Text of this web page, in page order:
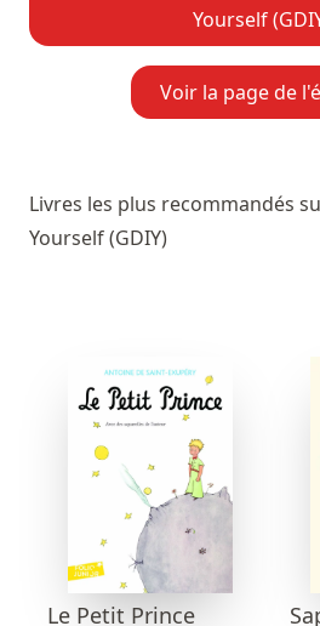
Yourself
Voir la page de
Livres les plus recommandés
Yourself (GDIY)
Le Petit Prince